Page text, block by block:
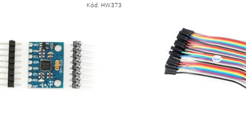
Kód: HW373